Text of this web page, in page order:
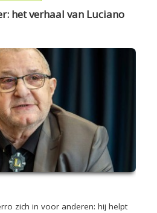
het verhaal van Luciano
zich in voor anderen: hij helpt